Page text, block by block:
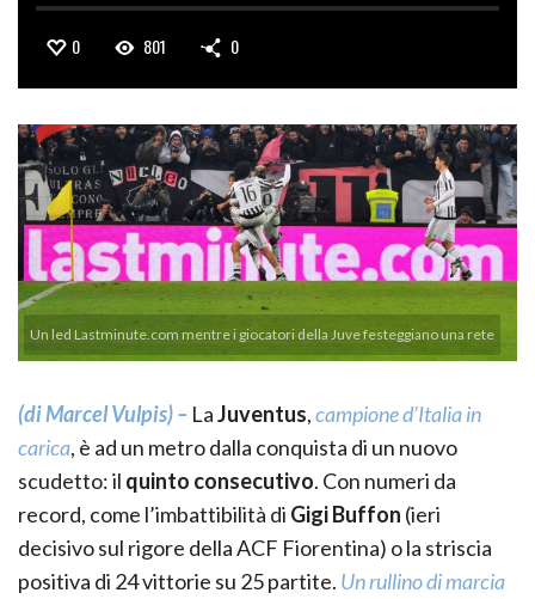
0 801 0
Un led Lastminute.com mentre i giocatori della Juve festeggiano una rete
(di Marcel Vulpis) – LaJuventus,campione d’Italia in
carica, è ad un metro dalla conquista di un nuovo
scudetto: il quinto consecutivo. Con numeri da
record, come l’imbattibilità di Gigi Buffon (ieri
decisivo sul rigore della ACF Fiorentina) o la striscia
positiva di 24 vittorie su 25 partite. Un rullino di marcia